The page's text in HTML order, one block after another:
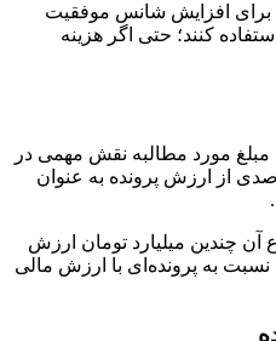
برای افزایش شانس موفقیت
کنند؛ حتی اگر هزینه
مورد مطالبه نقش مهمی در
از ارزش پرونده به عنوان
آن چندین میلیارد تومان ارزش
به پرونده‌ای با ارزش مالی